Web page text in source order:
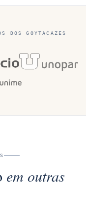
DOS GOYTACAZES
em outras